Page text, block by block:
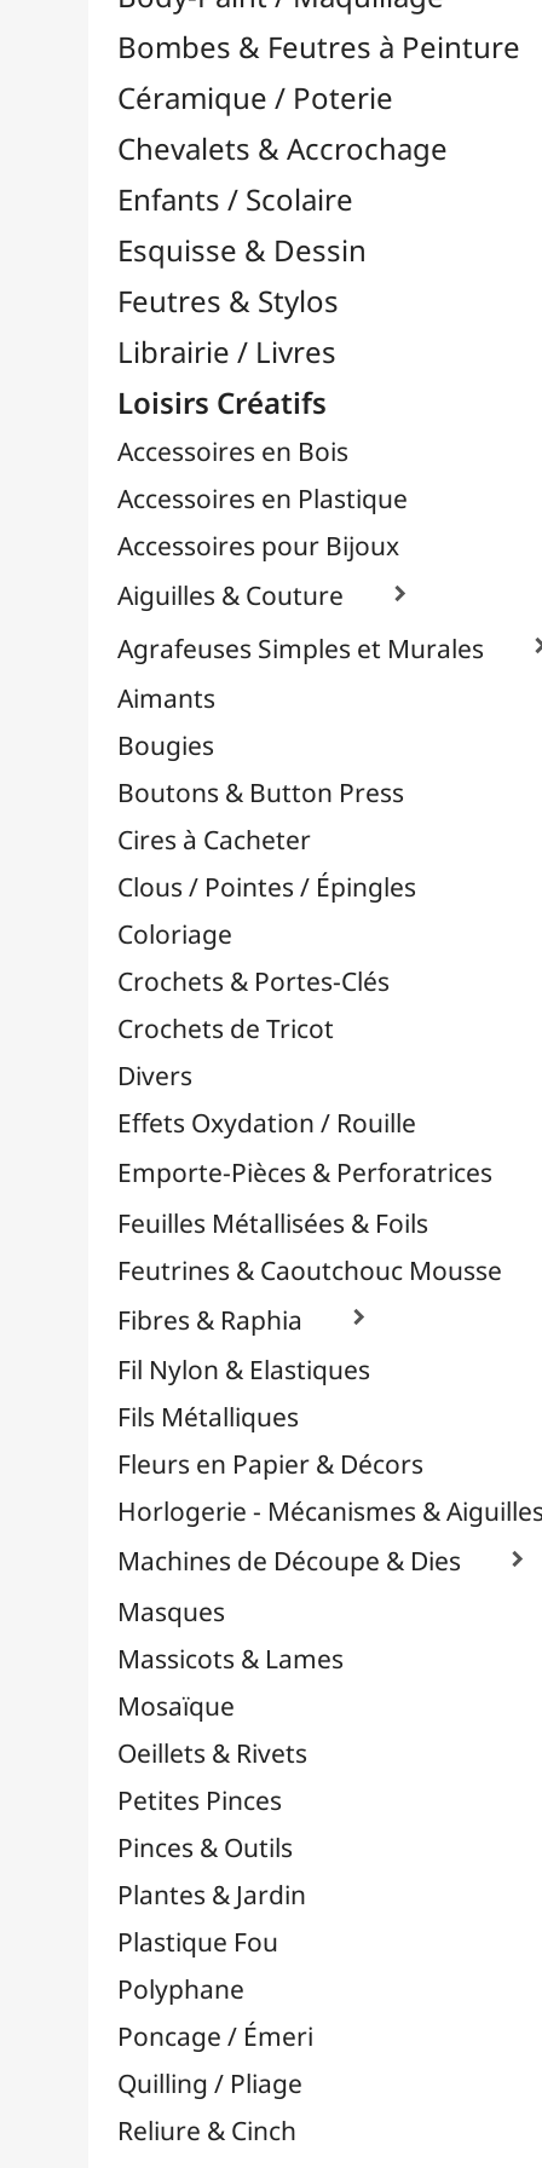
Feutres & Stylos
Librairie / Livres
Loisirs Créatifs
Accessoires en Bois
Accessoires en Plastique
Accessoires pour Bijoux
Aiguilles & Couture

Agrafeuses Simples et Murales 
Aimants
Bougies
Boutons & Button Press
Clous / Pointes / Épingles
Coloriage
Crochets de Tricot
Divers
Effets Oxydation / Rouille
Emporte-Pièces & Perforatrices
Feuilles Métallisées & Foils
Feutrines & Caoutchouc Mousse
Fibres & Raphia
Fil Nylon & Elastiques
Fils Métalliques
Fleurs en Papier & Décors
Horlogerie - Mécanismes & Aiguilles
Masques
Massicots & Lames
Oeillets & Rivets
Petites Pinces
Plantes & Jardin
Plastique Fou
Poncage / Émeri
Quilling / Pliage
Reliure & Cinch
Sable, Strass & Paillettes 
Savons
Serviettes
Sublimation
Tampons et Encreurs 
Décapeurs Thermiques
Encreurs
Poudres Embossage
Tampons Divers
EFCOLOR - Émaux à Froid
Vinyles & Flex 
Médiums, Vernis & Colles
Modelage / Sculpture
Pinceaux & Outils
Résines / Moulage
Transport / Rangement
Vannerie / Rotin
Papeterie & Bureau
MARQUES